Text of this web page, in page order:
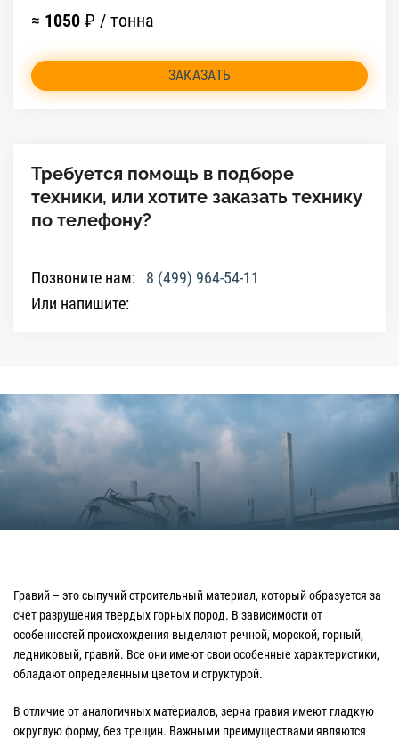
≈ 1050 ₽ / тонна
ЗАКАЗАТЬ
Требуется помощь в подборе
техники, или хотите заказать технику
по телефону?
Позвоните нам:
8 (499) 964-54-11
Или напишите:
Гравий – это сыпучий строительный материал, который образуется за
счет разрушения твердых горных пород. В зависимости от
особенностей происхождения выделяют речной, морской, горный,
ледниковый, гравий. Все они имеют свои особенные характеристики,
обладают определенным цветом и структурой.
В отличие от аналогичных материалов, зерна гравия имеют гладкую
округлую форму, без трещин. Важными преимуществами являются